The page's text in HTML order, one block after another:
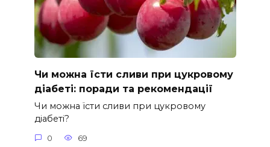
Чи можна їсти сливи при цукровому
діабеті: поради та рекомендації
Чи можна їсти сливи при цукровому
діабеті?
0 69